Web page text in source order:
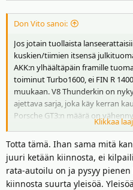
Don Vito sanoi:
Jos jotain tuollaista
kuskien/tiimien itsensä
AKK:n ylhäältäpäin framille
toiminut Turbo1600, ei FIN R
muukaan. V8 Thunderkin on
ajettava sarja, joka käy kerran
Porsche GT3:n määrä on
Viime suvena taisi jossain
Parempi kuin AKK antaisi
käänteessä pistämässä
rajoituksilla.
Klikkaa
Totta tämä. Ihan sama mitä
juuri ketään kiinnosta, ei
rata-autoilu on ja pysyy
kiinnosta suurta yleisöä.